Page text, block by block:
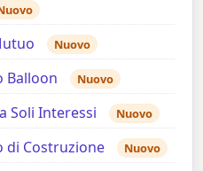
Nuovo
Balloon Nuovo
Soli Interessi Nuovo
di Costruzione Nuovo